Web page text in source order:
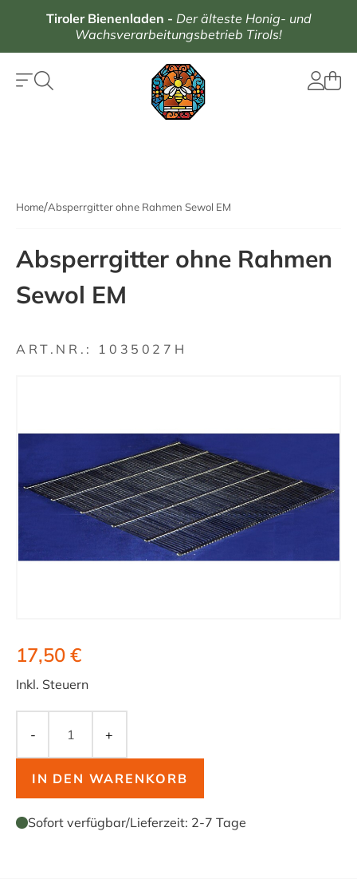
Tiroler Bienenladen - Der älteste Honig- und
Wachsverarbeitungsbetrieb Tirols!
Home Absperrgitter ohne Rahmen Sewol EM
Absperrgitter ohne Rahmen
Sewol EM
ART.NR.: 1035027H
17,50 €
Inkl. Steuern
- +
IN DEN WARENKORB
Sofort verfügbar/Lieferzeit: 2-7 Tage